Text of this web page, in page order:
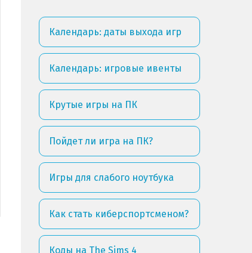
Календарь: даты выхода игр
Календарь: игровые ивенты
Крутые игры на ПК
Пойдет ли игра на ПК?
Игры для слабого ноутбука
Как стать киберспортсменом?
Коды на The Sims 4